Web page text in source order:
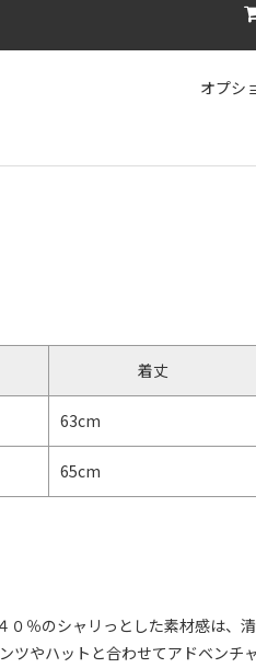
オプシ
着丈
63cm
65cm
％のシャリっとした素材感は、
ツやハットと合わせてアドベン